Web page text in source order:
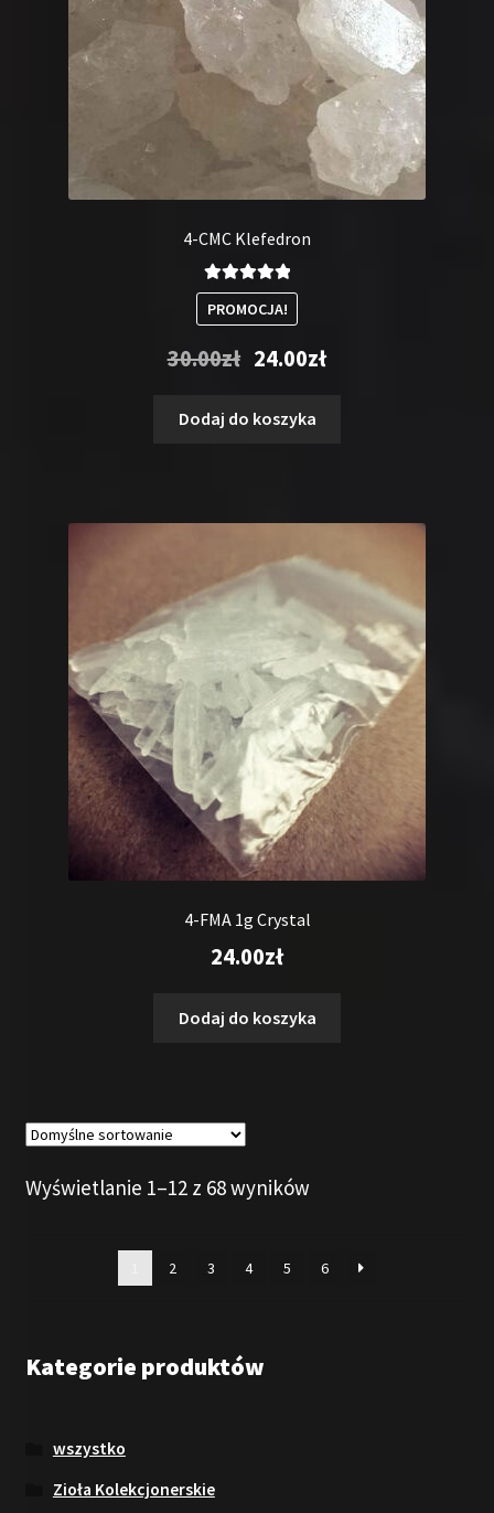
4-CMC Klefedron
Oceniono
5.00na 5
PROMOCJA!
30.00zł Pierwotna
wynosiła:
30.00zł.
24.00złAktualna
Dodaj do koszyka
4-FMA 1g Crystal
24.00zł
Dodaj do koszyka
Wyświetlanie 1–12 z 68 wyników
2 3 4 5 6
Kategorie produktów
wszystko
Zioła Kolekcjonerskie